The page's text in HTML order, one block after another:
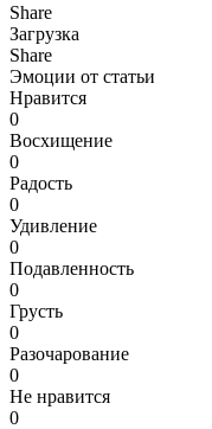
Share
Загрузка
Share
Эмоции от статьи
Нравится
0
Восхищение
0
Радость
0
Удивление
0
Подавленность
0
Грусть
0
Разочарование
0
Не нравится
0